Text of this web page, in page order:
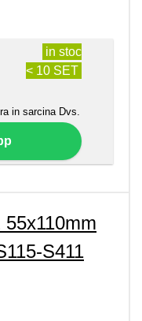
in stoc
< 10 SET
in sarcina Dvs.
S411